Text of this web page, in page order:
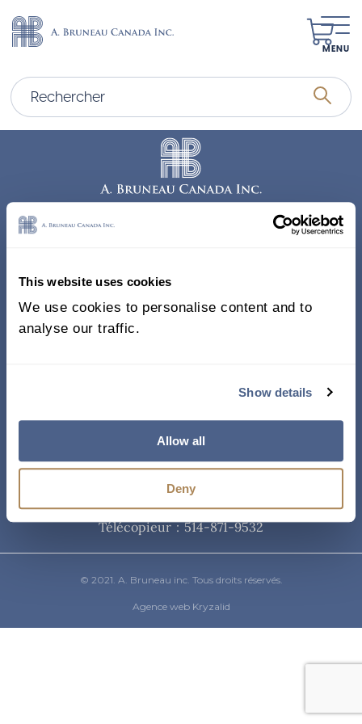
This website uses cookies
We use cookies to personalise content and to
analyse our traffic.
Show details
Allow all
Deny
MENU
338, Rue Saint-Antoine E.
Bureau 011, Montréal QC
H2Y 1A3 Canada
Téléphone
514-871-9821/ 1-800-361-8487
Télécopieur : 514-871-9532
© 2021. A. Bruneau inc. Tous droits réservés.
Agence web Kryzalid